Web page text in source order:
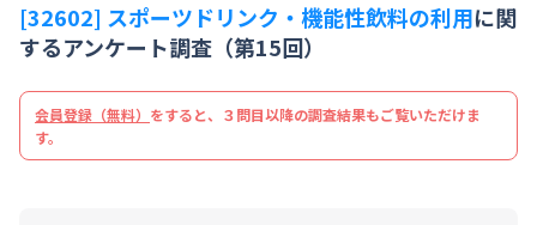
[32602] スポーツドリンク・機能性飲料の利用に関
するアンケート調査（第15回）
会員登録（無料） をすると、３問目以降の調査結果もご覧いただけま
す。